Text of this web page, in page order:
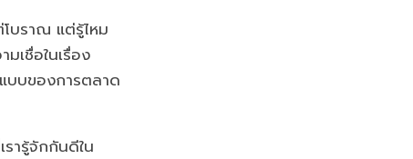
บราณ แต่รู้ไหม
เชื่อในเรื่อง
บบของการตลาด
ารู้จักกันดีใน